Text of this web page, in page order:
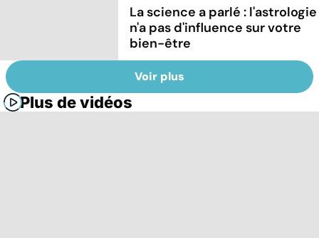
La science a parlé : l'astrologie
n'a pas d'influence sur votre
bien-être
Voir plus
Plus de vidéos